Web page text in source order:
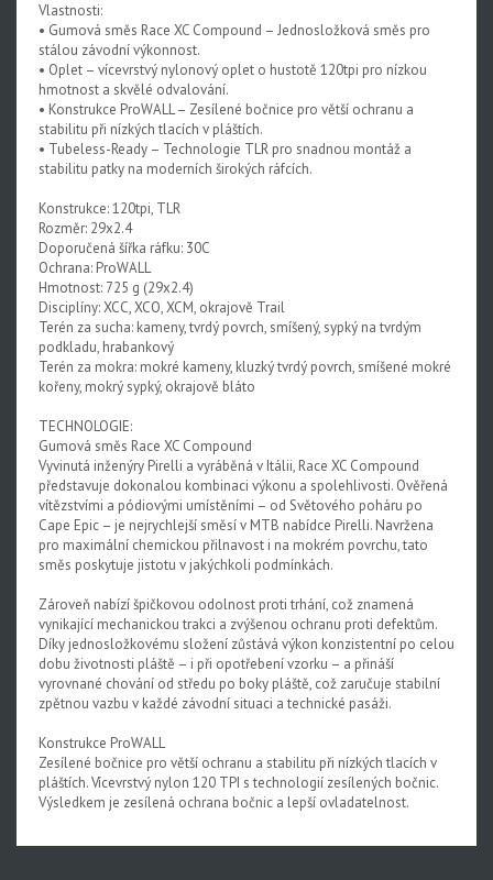
Vlastnosti:
• Gumová směs Race XC Compound – Jednosložková směs pro
stálou závodní výkonnost.
• Oplet – vícevrstvý nylonový oplet o hustotě 120tpi pro nízkou
hmotnost a skvělé odvalování.
• Konstrukce ProWALL – Zesílené bočnice pro větší ochranu a
stabilitu při nízkých tlacích v pláštích.
• Tubeless-Ready – Technologie TLR pro snadnou montáž a
stabilitu patky na moderních širokých ráfcích.
Konstrukce: 120tpi, TLR
Rozměr: 29x2.4
Doporučená šířka ráfku: 30C
Ochrana: ProWALL
Hmotnost: 725 g (29x2.4)
Disciplíny: XCC, XCO, XCM, okrajově Trail
Terén za sucha: kameny, tvrdý povrch, smíšený, sypký na tvrdým
podkladu, hrabankový
Terén za mokra: mokré kameny, kluzký tvrdý povrch, smíšené mokré
kořeny, mokrý sypký, okrajově bláto
TECHNOLOGIE:
Gumová směs Race XC Compound
Vyvinutá inženýry Pirelli a vyráběná v Itálii, Race XC Compound
představuje dokonalou kombinaci výkonu a spolehlivosti. Ověřená
vítězstvími a pódiovými umístěními – od Světového poháru po
Cape Epic – je nejrychlejší směsí v MTB nabídce Pirelli. Navržena
pro maximální chemickou přilnavost i na mokrém povrchu, tato
směs poskytuje jistotu v jakýchkoli podmínkách.
Zároveň nabízí špičkovou odolnost proti trhání, což znamená
vynikající mechanickou trakci a zvýšenou ochranu proti defektům.
Díky jednosložkovému složení zůstává výkon konzistentní po celou
dobu životnosti pláště – i při opotřebení vzorku – a přináší
vyrovnané chování od středu po boky pláště, což zaručuje stabilní
zpětnou vazbu v každé závodní situaci a technické pasáži.
Konstrukce ProWALL
Zesílené bočnice pro větší ochranu a stabilitu při nízkých tlacích v
pláštích. Vícevrstvý nylon 120 TPI s technologií zesílených bočnic.
Výsledkem je zesílená ochrana bočnic a lepší ovladatelnost.